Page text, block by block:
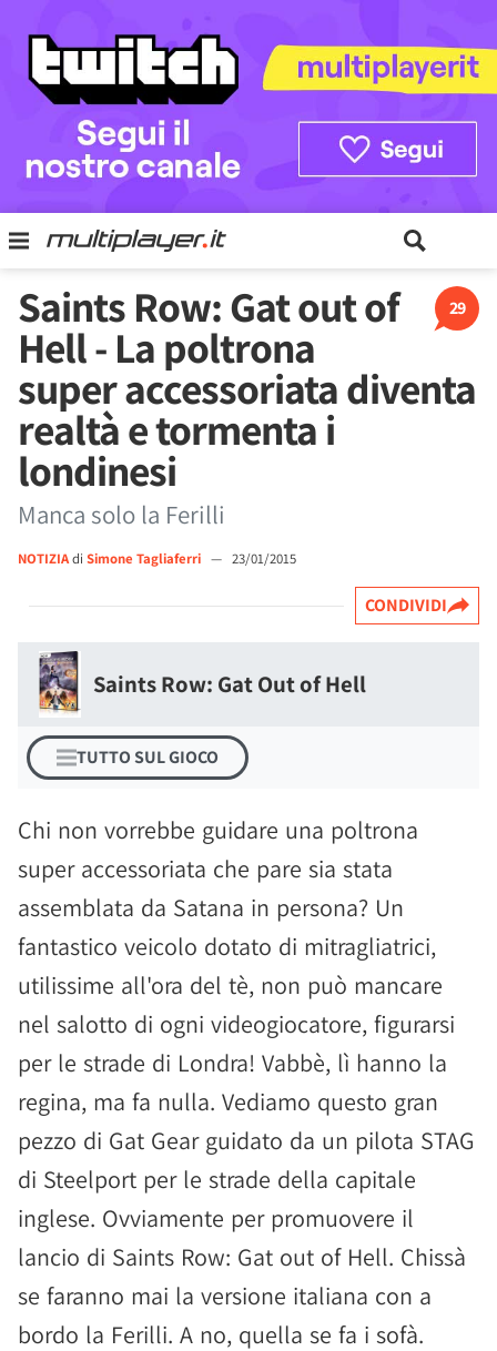
29
Saints Row: Gat out of
Hell - La poltrona
super accessoriata diventa
realtà e tormenta i
londinesi
Manca solo la Ferilli
NOTIZIAdi Simone Tagliaferri — 23/01/2015
CONDIVIDI
Saints Row: Gat Out of Hell
TUTTO SUL GIOCO
Chi non vorrebbe guidare una poltrona
super accessoriata che pare sia stata
assemblata da Satana in persona? Un
fantastico veicolo dotato di mitragliatrici,
utilissime all'ora del tè, non può mancare
nel salotto di ogni videogiocatore, figurarsi
per le strade di Londra! Vabbè, lì hanno la
regina, ma fa nulla. Vediamo questo gran
pezzo di Gat Gear guidato da un pilota STAG
di Steelport per le strade della capitale
inglese. Ovviamente per promuovere il
lancio di Saints Row: Gat out of Hell. Chissà
se faranno mai la versione italiana con a
bordo la Ferilli. A no, quella se fa i sofà.